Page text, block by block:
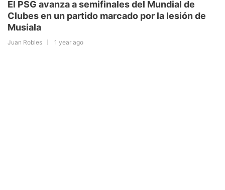
El PSG avanza a semifinales del Mundial de
Clubes en un partido marcado por la lesión de
Musiala
Juan Robles 1 year ago